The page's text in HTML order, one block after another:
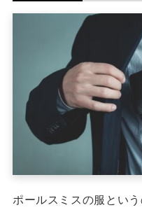
ポールスミスの服という